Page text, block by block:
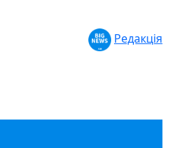
Редакція